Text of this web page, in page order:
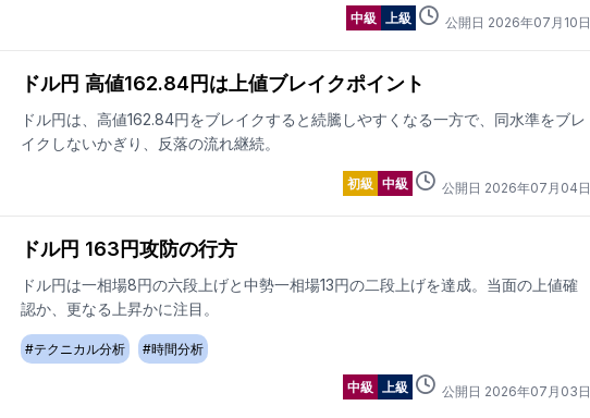
中級 上級 公開日 2026年07 月 10 日
ドル円 高値162.84円は上値ブレイクポイント
ドル円は、高値162.84円をブレイクすると続騰しやすくなる一方で、同水準をブレ
イクしないかぎり、反落の流れ継続。
初級 中級 公開日 2026年07 月 04 日
ドル円 163円攻防の行方
ドル円は一相場8円の六段上げと中勢一相場13円の二段上げを達成。当面の上値確
認か、更なる上昇かに注目。
#テクニカル分析 #時間分析
中級 上級 公開日 2026年07 月 03 日